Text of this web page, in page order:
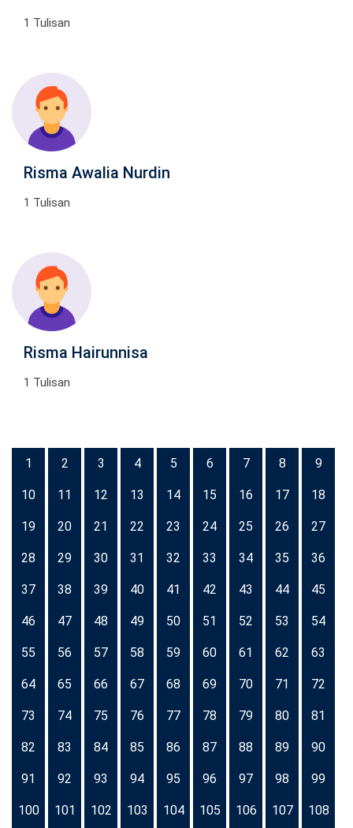
1 Tulisan
Risma Awalia Nurdin
1 Tulisan
Risma Hairunnisa
1 Tulisan
1 2 3 4 5 6 7 8 9
10 11 12 13 14 15 16 17 18
19 20 21 22 23 24 25 26 27
28 29 30 31 32 33 34 35 36
37 38 39 40 41 42 43 44 45
46 47 48 49 50 51 52 53 54
55 56 57 58 59 60 61 62 63
64 65 66 67 68 69 70 71 72
73 74 75 76 77 78 79 80 81
82 83 84 85 86 87 88 89 90
91 92 93 94 95 96 97 98 99
100 101 102 103 104 105 106 107 108